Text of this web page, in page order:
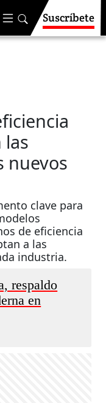
Suscríbete
nuevos
clave para
de eficiencia
a las
industria.
respaldo
en